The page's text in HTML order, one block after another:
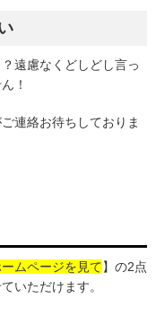
遠慮なくどしどし言っ
！
連絡お待ちしておりま
ムページを見て】の2点
いただけます。